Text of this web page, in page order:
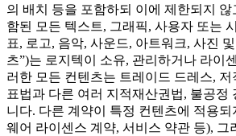
의 배치 등을 포함하되 이에 제한되지 않
함된 모든 텍스트, 그래픽, 사용자 또는
표, 로고, 음악, 사운드, 아트워크, 사진
츠”)는 로지텍이 소유, 관리하거나 라이
러한 모든 컨텐츠는 트레이드 드레스,
표법과 다른 여러 지적재산권법, 불공정
니다. 다른 계약이 특정 컨텐츠에 적용되
웨어 라이센스 계약, 서비스 약관 등), 그